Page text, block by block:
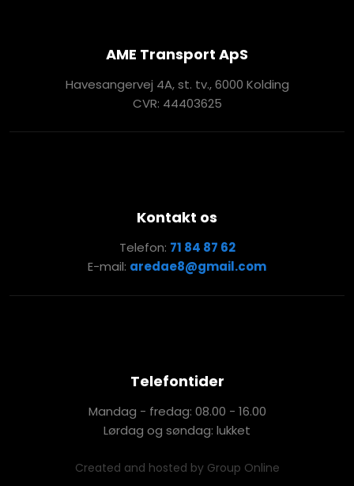
AME Transport ApS
Havesangervej 4A, st. tv., 6000 Kolding
CVR: 44403625
Kontakt os
Telefon: 71 84 87 62
E-mail: aredae8@gmail.com
Telefontider
Mandag - fredag: 08.00 - 16.00
Lørdag og søndag: lukket
Created and hosted by Group Online